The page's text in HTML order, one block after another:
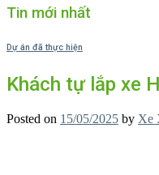
Tin mới nhất
Dự án đã thực hiện
Khách tự lắp xe
Posted on 15/05/2025 by Xe